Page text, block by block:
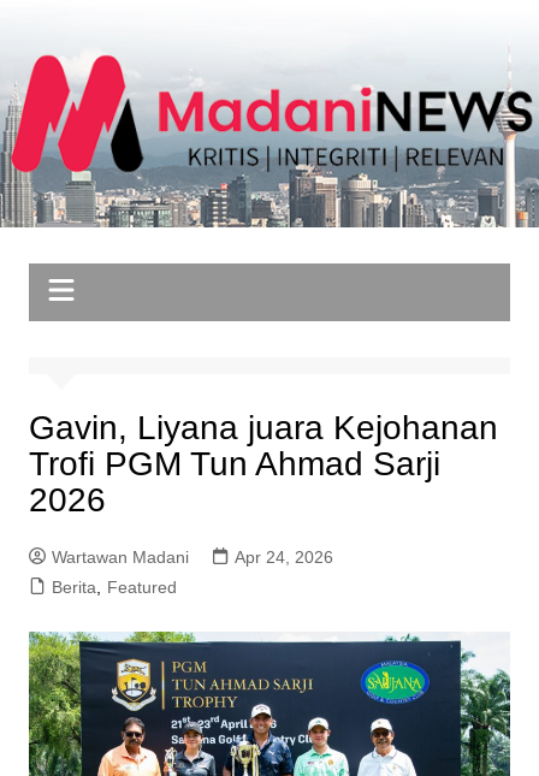
content
Gavin, Liyana juara Kejohanan
Trofi PGM Tun Ahmad Sarji
2026
Wartawan Madani
Apr 24, 2026
Berita, Featured